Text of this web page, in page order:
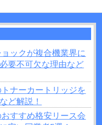
ックが複合機業界に
要不可欠な理由など
ナーカートリッジを
ど解説！
すすめ格安リース会